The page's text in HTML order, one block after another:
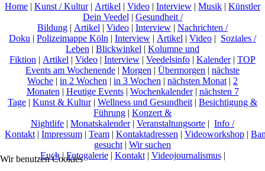
Home | Kunst / Kultur| Artikel | Video | Interview | Musik | Künstler
Dein Veedel | Gesundheit /
Bildung | Artikel | Video | Interview | Nachrichten /
Doku | Polizeimappe Köln | Interview | Artikel | Video | Soziales /
Leben | Blickwinkel | Kolumne und
Fiktion | Artikel | Video | Interview | Veedelsinfo | Kalender| TOP
Events am Wochenende | Morgen | Übermorgen | nächste
Woche | in 2 Wochen | in 3 Wochen | nächsten Monat | 2
Monaten | Heutige Events| Wochenkalender| nächsten 7
Tage | Kunst & Kultur| Wellness und Gesundheit | Besichtigung &
Führung | Konzert &
Nightlife | Monatskalender| Veranstaltungsorte | Info /
Kontakt | Impressum | Team | Kontaktadressen | Videoworkshop |
gesucht | Wir suchen
Euch|Fotogalerie| Kontakt| Videojournalismus|
Wir benutzen Cookies